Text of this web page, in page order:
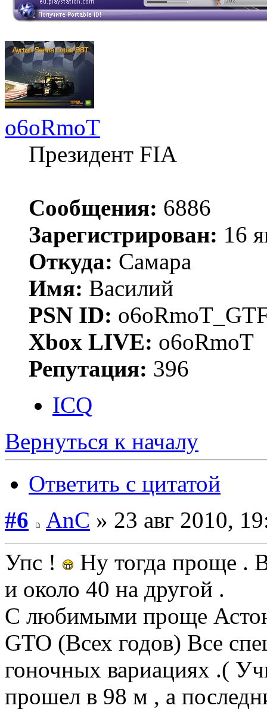
o6oRmoT
Президент FIA
Сообщения: 6886
Зарегистрирован: 16
Откуда: Самара
Имя: Василий
PSN ID:
Xbox LIVE: o6oRmoT
Репутация: 396
ICQ
Вернуться к началу
Ответить с цитатой
#6
AnC » 23 авг 2010,
Упс !
Ну тогда проще .
и около 40 на другой .
С любимыми проще
GTO (Всех годов) Все
гоночных вариациях .(
прошел в 98 м , а